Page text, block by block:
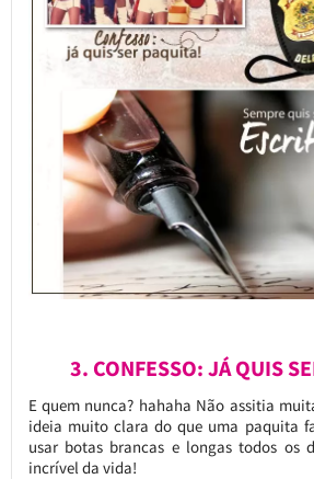
3. CONFESSO: JÁ QUIS
E quem nunca? hahaha Não assitia
ideia muito clara do que uma paquita
usar botas brancas e longas todos os
incrível da vida!